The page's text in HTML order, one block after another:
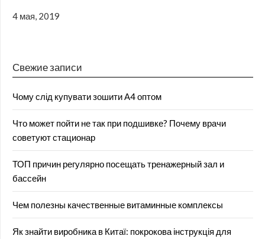
4 мая, 2019
Свежие записи
Чому слід купувати зошити А4 оптом
Что может пойти не так при подшивке? Почему врачи
советуют стационар
ТОП причин регулярно посещать тренажерный зал и
бассейн
Чем полезны качественные витаминные комплексы
Як знайти виробника в Китаї: покрокова інструкція для